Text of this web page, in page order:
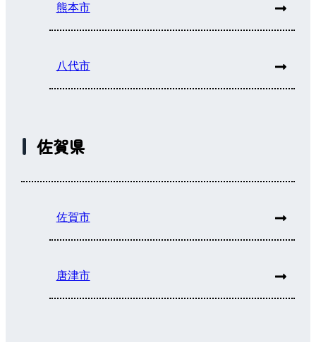
熊本市
八代市
佐賀県
佐賀市
唐津市